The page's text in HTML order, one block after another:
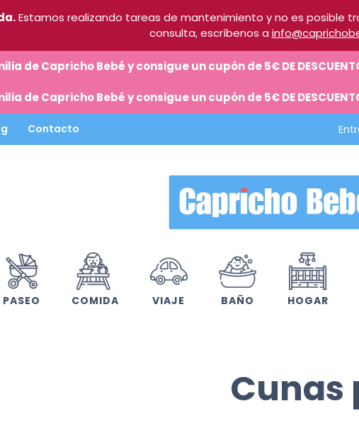
Estamos realizando tareas de mantenimiento y no es posible
consulta, escríbenos a
de Capricho Bebé y consigue un cupón de 5€ DE
de Capricho Bebé y consigue un cupón de 5€ DE
Contacto
PASEO COMIDA VIAJE BAÑO HOGAR
Cunas